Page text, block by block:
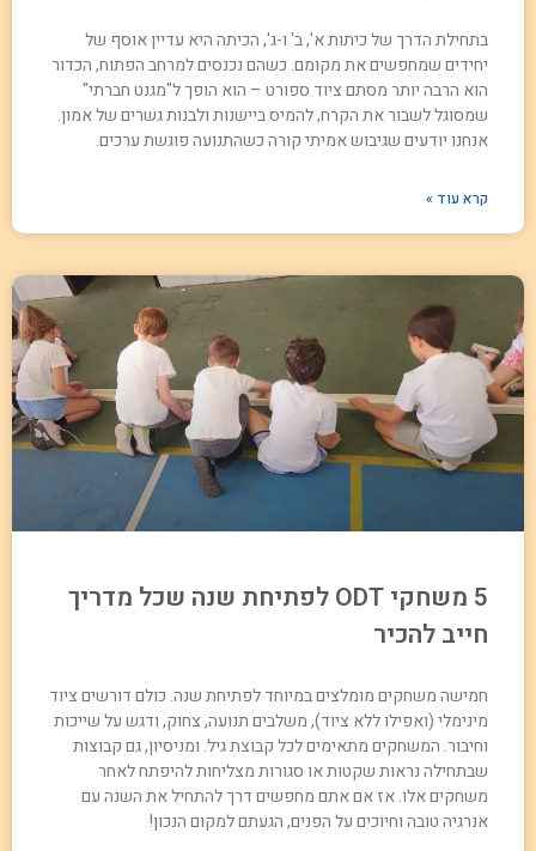
בתחילת הדרך של כיתות א', ב' ו-ג', הכיתה היא עדיין אוסף של
יחידים שמחפשים את מקומם. כשהם נכנסים למרחב הפתוח, הכדור
הוא הרבה יותר מסתם ציוד ספורט – הוא הופך ל"מגנט חברתי"
שמסוגל לשבור את הקרח, להמיס ביישנות ולבנות גשרים של אמון.
אנחנו יודעים שגיבוש אמיתי קורה כשהתנועה פוגשת ערכים.
קרא עוד »
5 משחקי ODT לפתיחת שנה שכל מדריך
חייב להכיר
חמישה משחקים מומלצים במיוחד לפתיחת שנה. כולם דורשים ציוד
מינימלי (ואפילו ללא ציוד), משלבים תנועה, צחוק, ודגש על שייכות
וחיבור. המשחקים מתאימים לכל קבוצת גיל. ומניסיון, גם קבוצות
שבתחילה נראות שקטות או סגורות מצליחות להיפתח לאחר
משחקים אלו. אז אם אתם מחפשים דרך להתחיל את השנה עם
אנרגיה טובה וחיוכים על הפנים, הגעתם למקום הנכון!